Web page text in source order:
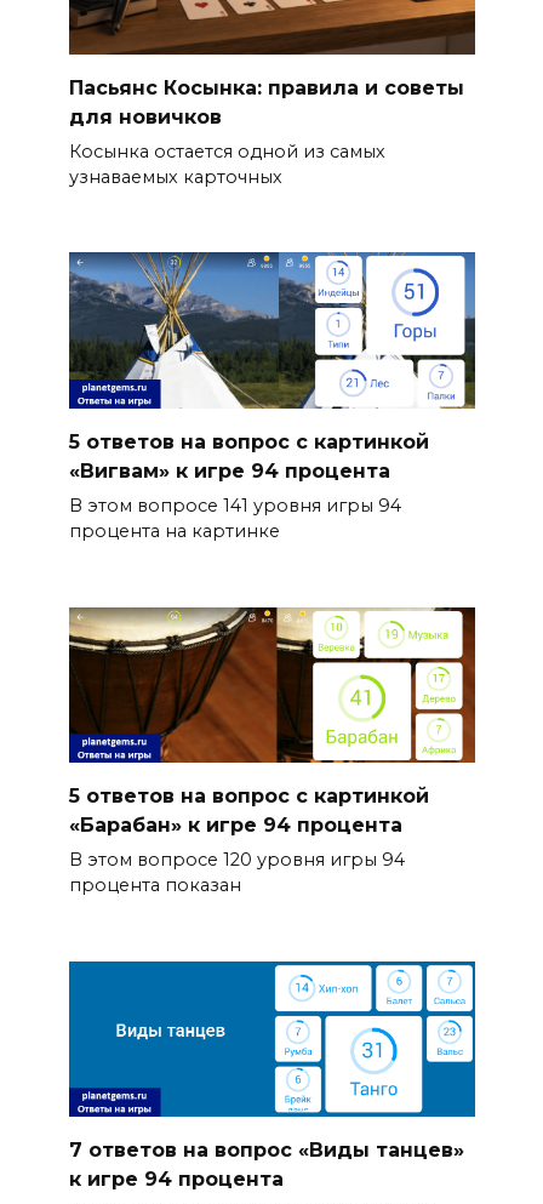
Пасьянс Косынка: правила и советы
для новичков
Косынка остается одной из самых
узнаваемых карточных
5 ответов на вопрос с картинкой
«Вигвам» к игре 94 процента
В этом вопросе 141 уровня игры 94
процента на картинке
5 ответов на вопрос с картинкой
«Барабан» к игре 94 процента
В этом вопросе 120 уровня игры 94
процента показан
7 ответов на вопрос «Виды танцев»
к игре 94 процента